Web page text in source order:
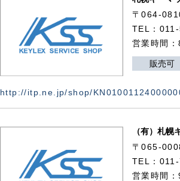
〒064-
TEL：
営業時間
販売可
http://itp.ne.jp/shop/
（有）札幌
〒065-
TEL：
営業時間